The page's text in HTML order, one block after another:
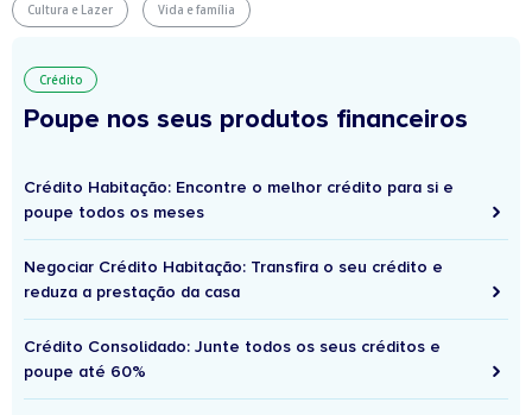
Cultura e Lazer Vida e família
Crédito
Poupe nos seus produtos financeiros
Crédito Habitação: Encontre o melhor crédito para si e
poupe todos os meses
Negociar Crédito Habitação: Transfira o seu crédito e
reduza a prestação da casa
Crédito Consolidado: Junte todos os seus créditos e
poupe até 60%